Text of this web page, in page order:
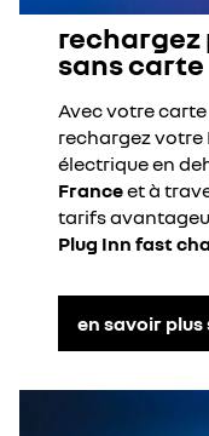
rechargez
sans carte
Avec votre
rechargez votre
électrique en
Franceet à
tarifs
Plug Inn fast
en savoir